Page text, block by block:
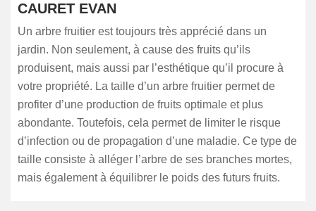
CAURET EVAN
Un arbre fruitier est toujours très apprécié dans un
jardin. Non seulement, à cause des fruits qu’ils
produisent, mais aussi par l’esthétique qu’il procure à
votre propriété. La taille d’un arbre fruitier permet de
profiter d’une production de fruits optimale et plus
abondante. Toutefois, cela permet de limiter le risque
d’infection ou de propagation d’une maladie. Ce type de
taille consiste à alléger l’arbre de ses branches mortes,
mais également à équilibrer le poids des futurs fruits.